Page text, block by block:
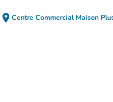
place Centre Commercial Maison